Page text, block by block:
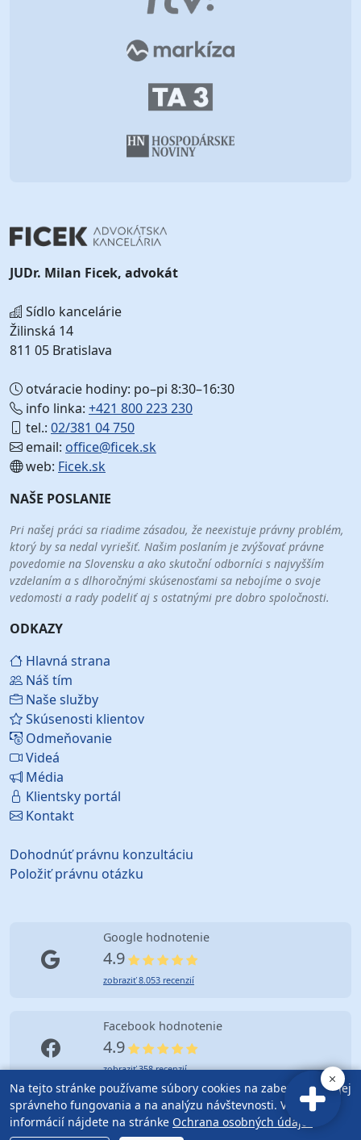
JUDr. Milan Ficek, advokát
Sídlo kancelárie
Žilinská 14
811 05 Bratislava
otváracie hodiny: po–pi 8:30–16:30
info linka: +421 800 223 230
tel.: 02/381 04 750
email: office@ficek.sk
web: Ficek.sk
NAŠE POSLANIE
Pri našej práci sa riadime zásadou, že neexistuje právny problém,
ktorý by sa nedal vyriešiť. Našim poslaním je zvýšovať právne
povedomie na Slovensku a ako skutoční odborníci s najvyšším
vzdelaním a s dlhoročnými skúsenosťami sa nebojíme o svoje
vedomosti a rady podeliť aj s ostatnými pre dobro spoločnosti.
ODKAZY
Hlavná strana
Náš tím
Naše služby
Skúsenosti klientov
Odmeňovanie
Videá
Média
Klientsky portál
Kontakt
Dohodnúť právnu konzultáciu
Položiť právnu otázku
Google hodnotenie
4.9
zobraziť 8.053 recenzií
Facebook hodnotenie
4.9
zobraziť 358 recenzií
© Copyright (2010-2026) Advokátska kancelária Bratislava |
Na tejto stránke používame súbory cookies na zabezpečenie jej
správneho fungovania a na analýzu návštevnosti. Viac
informácií nájdete na stránke Ochrana osobných údajov